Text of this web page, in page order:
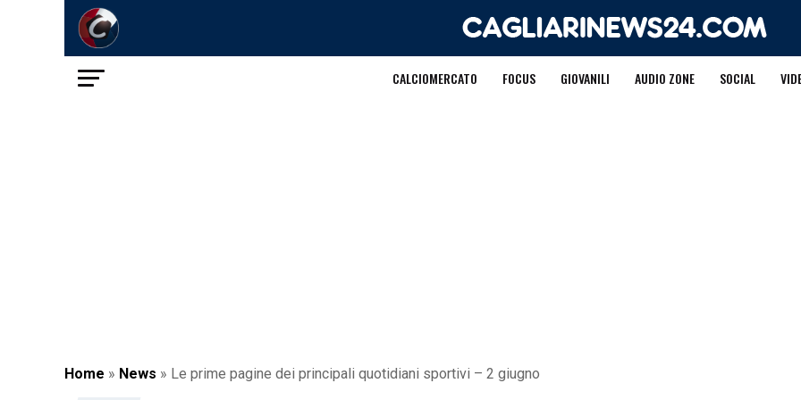
CALCIOMERCATO FOCUS GIOVANILI AUDIO ZONE SOCIAL
Home » News » Le prime pagine dei principali quotidiani sportivi – 2 giugno